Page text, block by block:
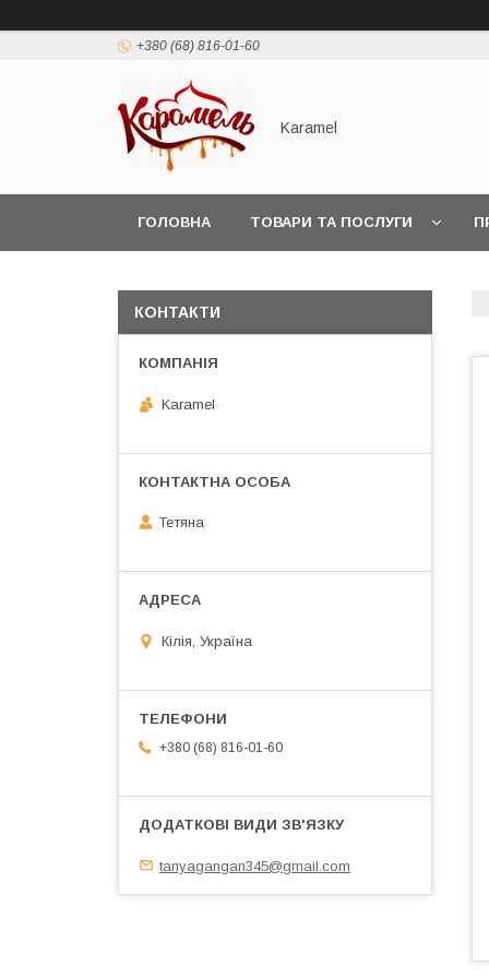
+380 (68) 816-01-60
Karamel
ГОЛОВНА ТОВАРИ ТА ПОСЛУГИ
КОНТАКТИ
Karamel
Тетяна
Кілія, Україна
+380 (68) 816-01-60
tanyagangan345@gmail.com